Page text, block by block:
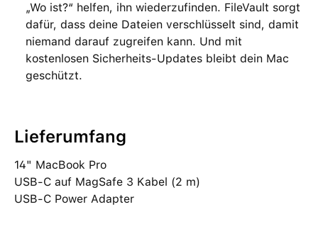
„Wo ist?“ helfen, ihn wiederzufinden. FileVault sorgt
dafür, dass deine Dateien verschlüsselt sind, damit
niemand darauf zugreifen kann. Und mit
kostenlosen Sicherheits-Updates bleibt dein Mac
geschützt.
Lieferumfang
14" MacBook Pro
USB‑C auf MagSafe 3 Kabel (2 m)
USB‑C Power Adapter